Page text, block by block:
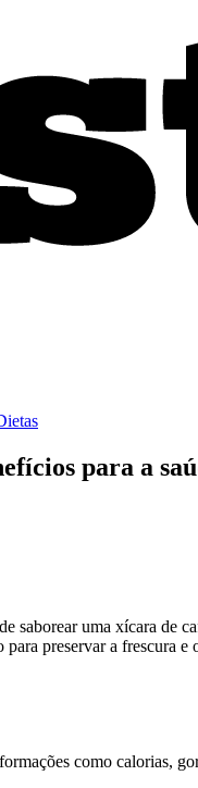
para a
saborear uma xícara de
para preservar a frescura e
como calorias,